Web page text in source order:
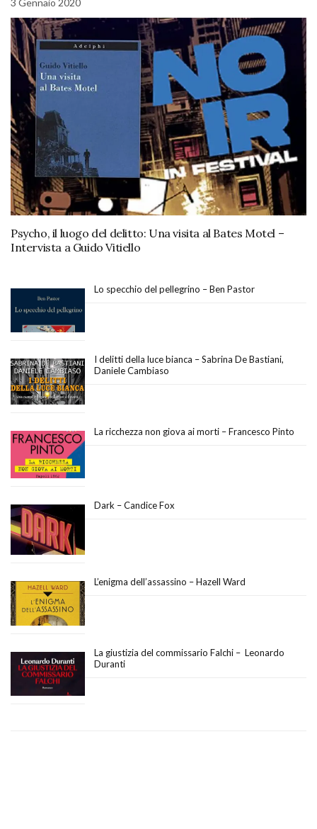
3 Gennaio 2020
Psycho, il luogo del delitto: Una visita al Bates Motel –
Intervista a Guido Vitiello
Lo specchio del pellegrino – Ben Pastor
I delitti della luce bianca – Sabrina De Bastiani,
Daniele Cambiaso
La ricchezza non giova ai morti – Francesco Pinto
Dark – Candice Fox
L’enigma dell’assassino – Hazell Ward
La giustizia del commissario Falchi – Leonardo
Duranti